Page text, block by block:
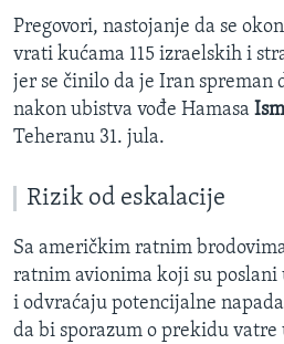
Pregovori, nastojanje da se
vrati kućama 115 izraelskih i
jer se činilo da je Iran spreman
nakon ubistva vođe Hamasa
Teheranu 31. jula.
Rizik od eskalacije
Sa američkim ratnim
ratnim avionima koji su
i odvraćaju potencijalne
da bi sporazum o prekidu vatre